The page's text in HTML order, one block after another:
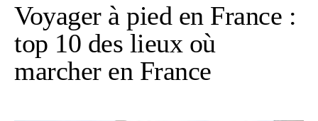
Voyager à pied en France :
top 10 des lieux où
marcher en France